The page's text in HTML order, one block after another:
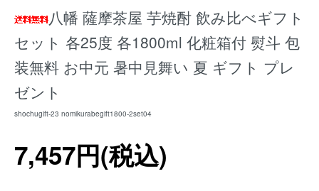
八幡 薩摩茶屋 芋焼酎 飲み比べギフト
セット 各25度 各1800ml 化粧箱付 熨斗 包
装無料 お中元 暑中見舞い 夏 ギフト プレ
ゼント
shochugift-23 nomikurabegift1800-2set04
7,457円(税込)